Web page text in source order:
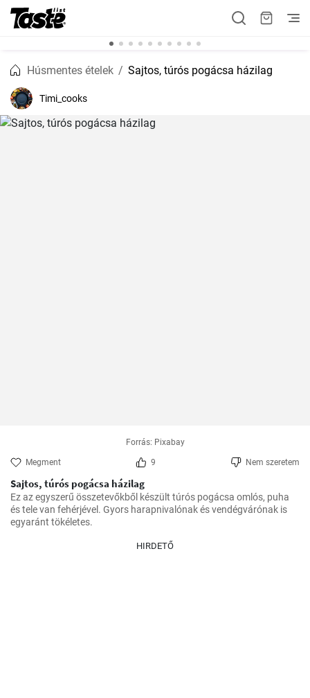
Húsmentes ételek Sajtos, túrós pogácsa házilag
Timi_cooks
Forrás: Pixabay
Megment 9 Nem szeretem
Sajtos, túrós pogácsa házilag
Ez az egyszerű összetevőkből készült túrós pogácsa omlós, puha
és tele van fehérjével. Gyors harapnivalónak és vendégvárónak is
egyaránt tökéletes.
HIRDETŐ